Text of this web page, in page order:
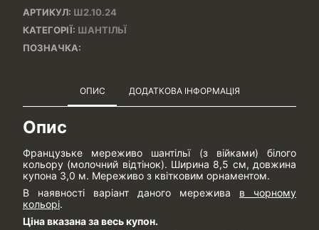
АРТИКУЛ: Ш2.10.24
КАТЕГОРІЇ: ШАНТІЛЬЇ
ПОЗНАЧКА:
ОПИС ДОДАТКОВА ІНФОРМАЦІЯ
Опис
Французьке мереживо шантільї (з війками) білого
кольору (молочний відтінок). Ширина 8,5 см, довжина
купона 3,0 м. Мереживо з квітковим орнаментом.
В наявності варіант даного мережива в чорному
кольорі.
Ціна вказана за весь купон.